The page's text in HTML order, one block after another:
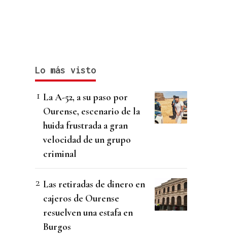
Lo más visto
La A-52, a su paso por
Ourense, escenario de la
huida frustrada a gran
velocidad de un grupo
criminal
Las retiradas de dinero en
cajeros de Ourense
resuelven una estafa en
Burgos